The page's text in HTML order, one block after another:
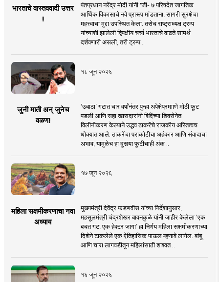
भारताचे वास्तववादी उत्तर
!
पंतप्रधान नरेंद्र मोदी यांनी 'जी- ७ परिषदेत जागतिक
आर्थिक विकासाचे नवे प्रारूप मांडताना, सागरी सुरक्षेचा
महत्त्वाचा मुद्दा उपस्थित केला. तसेच राष्ट्राध्यक्ष ट्रम्प
यांच्याशी झालेली द्विपक्षीय चर्चा भारताचे वाढते सामर्थ
दर्शवणारी असली, तरी ट्रम्प ..
१८ जून २०२६
जुनी माती अन् जुनेच
वळण!
‘उबाठा’ गटात चार वर्षांनंतर पुन्हा अपेक्षेप्रमााणे मोठी फूट
पडली आणि सहा खासदारांनी शिंदेंच्या शिवसेनेत
विलीनीकरण केल्याने उद्धव ठाकरेंचे राजकीय अस्तित्वच
धोक्यात आले. ठाकरेंचा पराकोटीचा अहंकार आणि संवादाचा
अभाव, यामुळेच हा दुसर्‍या फुटीचाही अंक ..
१७ जून २०२६
महिला सक्षमीकरणाचा नवा
अध्याय
मुख्यमंत्री देवेंद्र फडणवीस यांच्या निर्देशानुसार,
महसूलमंत्री चंद्रशेखर बावनकुळे यांनी जाहीर केलेला ‘एक
बचत गट, एक हेक्टर जागा’ हा निर्णय महिला सक्षमीकरणाच्या
दिशेने टाकलेले एक ऐतिहासिक पाऊल म्हणावे लागेल. बांबू
आणि चारा लागवडीतून महिलांसाठी शाश्वत ..
१६ जून २०२६